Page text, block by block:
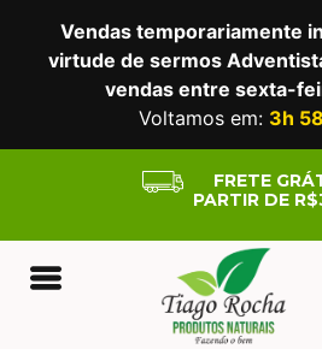
Vendas temporariamente
virtude de sermos
vendas entre sexta-
Voltamos em: 3h
FRETE
PARTIR DE